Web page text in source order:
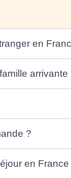
en
arrivante
?
en